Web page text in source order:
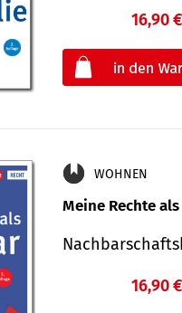
16,90 €
WOHNEN
Meine Rechte
16,90 €